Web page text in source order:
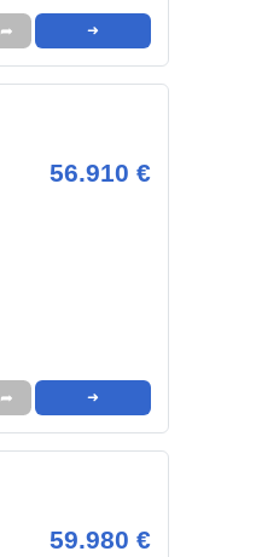
➦ ➜
56.910 €
➦ ➜
59.980 €